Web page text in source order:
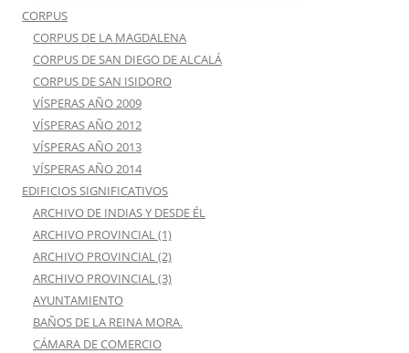
CORPUS
CORPUS DE LA MAGDALENA
CORPUS DE SAN DIEGO DE ALCALÁ
CORPUS DE SAN ISIDORO
VÍSPERAS AÑO 2009
VÍSPERAS AÑO 2012
VÍSPERAS AÑO 2013
VÍSPERAS AÑO 2014
EDIFICIOS SIGNIFICATIVOS
ARCHIVO DE INDIAS Y DESDE ÉL
ARCHIVO PROVINCIAL (1)
ARCHIVO PROVINCIAL (2)
ARCHIVO PROVINCIAL (3)
AYUNTAMIENTO
BAÑOS DE LA REINA MORA.
CÁMARA DE COMERCIO